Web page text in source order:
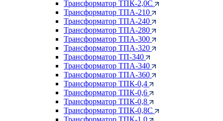
Трансформатор ТПК-2,0С
Трансформатор ТПА-210
Трансформатор ТПА-240
Трансформатор ТПА-280
Трансформатор ТПА-300
Трансформатор ТПА-320
Трансформатор ТП-340
Трансформатор ТПА-340
Трансформатор ТПА-360
Трансформатор ТПК-0,4
Трансформатор ТПК-0,6
Трансформатор ТПК-0,8
Трансформатор ТПК-0,8С
Трансформатор ТПК-1,0